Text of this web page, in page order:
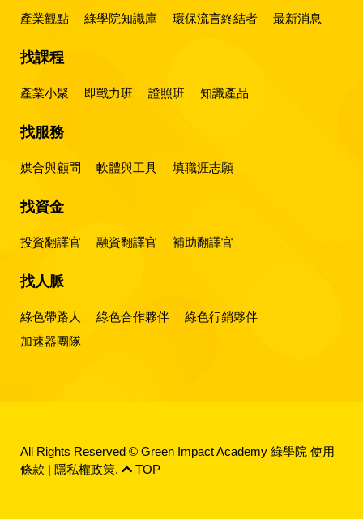
產業觀點 綠學院知識庫 環保流言終結者 最新消息
找課程
產業小聚 即戰力班 證照班 知識產品
找服務
媒合與顧問 軟體與工具 填職涯志願
找資金
投資翻譯官 融資翻譯官 補助翻譯官
找人脈
綠色帶路人 綠色合作夥伴
綠色行銷夥伴
加速器團隊
All Rights Reserved © Green Impact Academy 綠學院 使用
條款 | 隱私權政策. TOP